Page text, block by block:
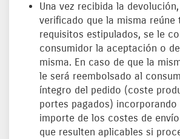
Una vez recibida la
verificado que la misma reúne
requisitos estipulados, se le
consumidor la aceptación o
misma. En caso de que la
le será reembolsado al
íntegro del pedido (coste
portes pagados) incorporando
importe de los costes de
que resulten aplicables si